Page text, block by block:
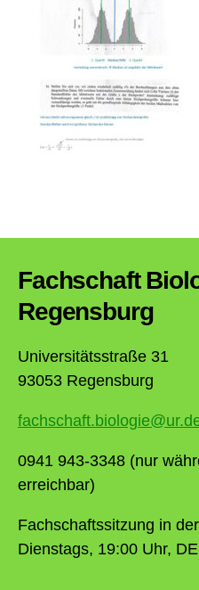
Fachschaft
Regensburg
Universitätsstraße 31
93053 Regensburg
0941 943-3348 (nur
erreichbar)
Fachschaftssitzung in
Dienstags, 19:00 Uhr,